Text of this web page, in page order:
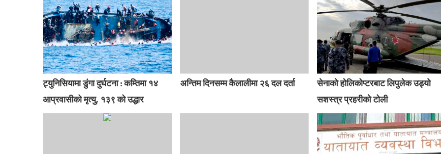
ट्युनिसियामा डुंगा दुर्घटना : कम्तिमा १४
आप्रवासीको मृत्यु, १३९ को उद्धार
अन्तिम दिनसम्म कैलालीमा २६ दल दर्ता
सेनाको होलिकोप्टरबाट लिपुलेक उड्यो
सशस्त्र प्रहरीको टोली